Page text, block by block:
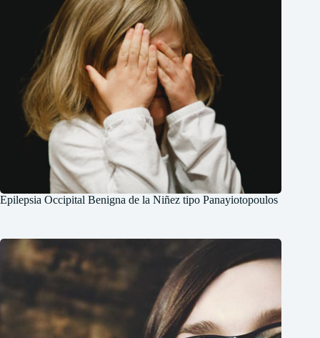
Epilepsia Occipital Benigna de la Niñez tipo Panayiotopoulos